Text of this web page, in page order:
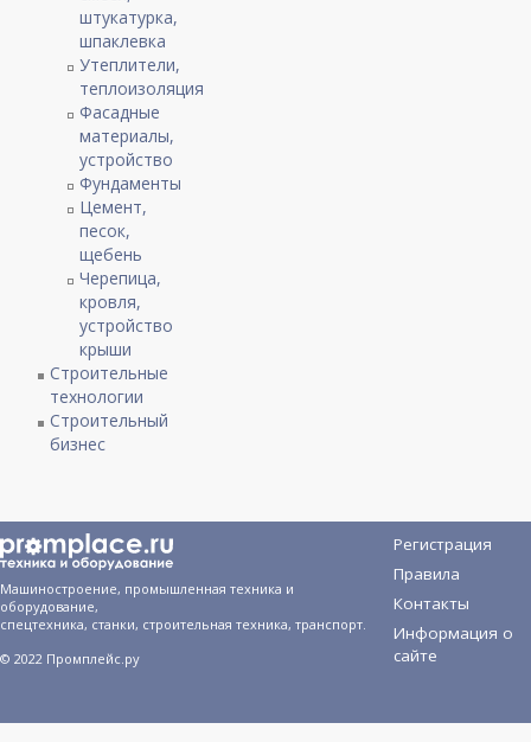
штукатурка,
шпаклевка
Утеплители,
теплоизоляция
Фасадные
материалы,
устройство
Фундаменты
Цемент,
песок,
щебень
Черепица,
кровля,
устройство
крыши
Строительные
технологии
Строительный
бизнес
Машиностроение, промышленная техника и
оборудование,
спецтехника, станки, строительная техника, транспорт.
© 2022 Промплейс.ру
Регистрация
Правила
Контакты
Информация о
сайте